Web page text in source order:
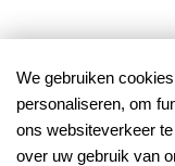
Groenbezig.nl © 2020
Groenbezig.nl is het
We gebruiken
personaliseren, om
ons websiteverkeer
over uw gebruik van